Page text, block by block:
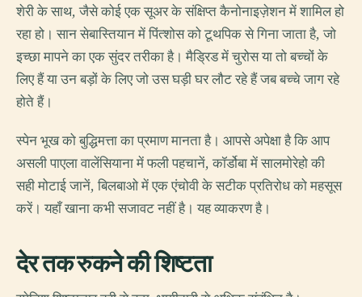
शेरी के साथ, जैसे कोई एक सूअर के संक्षिप्त कैनोनाइज़ेशन में शामिल हो
रहा हो। सान सेबास्तियान में पिंत्शोस को टूथपिक से गिना जाता है, जो
इच्छा मापने का एक सुंदर तरीका है। मैड्रिड में चुरोस या तो बच्चों के
लिए हैं या उन बड़ों के लिए जो उस घड़ी घर लौट रहे हैं जब बच्चे जाग रहे
होते हैं।
स्पेन भूख को बुद्धिमत्ता का प्रमाण मानता है। आपसे अपेक्षा है कि आप
असली पाएला वालेंसियाना में फली पहचानें, कॉर्डोबा में सालमोरेहो की
सही मोटाई जानें, बिलबाओ में एक एंचोवी के सटीक प्रतिरोध को महसूस
करें। यहाँ खाना कभी सजावट नहीं है। यह व्याकरण है।
देर तक रुकने की शिष्टता